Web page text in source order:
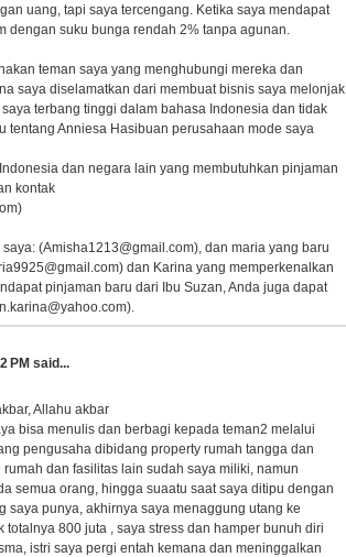
uang, tapi saya tercengang. Ketika saya mendapat
dengan suku bunga rendah 2% tanpa agunan.
teman saya yang menghubungi mereka dan
saya diselamatkan dari membuat bisnis saya melonjak
terbang tinggi dalam bahasa Indonesia dan tidak
tentang Anniesa Hasibuan perusahaan mode saya
dan negara lain yang membutuhkan pinjaman
kontak
(Amisha1213@gmail.com), dan maria yang baru
dan Karina yang memperkenalkan
pinjaman baru dari Ibu Suzan, Anda juga dapat
PM said...
Allahu akbar
bisa menulis dan berbagi kepada teman2 melalui
pengusaha dibidang property rumah tangga dan
dan fasilitas lain sudah saya miliki, namun
semua orang, hingga suaatu saat saya ditipu dengan
saya punya, akhirnya saya menaggung utang ke
800 juta , saya stress dan hamper bunuh diri
istri saya pergi entah kemana dan meninggalkan